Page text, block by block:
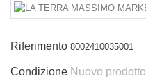
Riferimento 8002410035001
Condizione Nuovo prodotto